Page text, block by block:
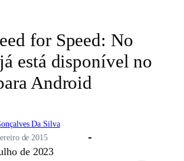
for Speed: No
está disponível no
Android
Da Silva
de 2015
de 2023